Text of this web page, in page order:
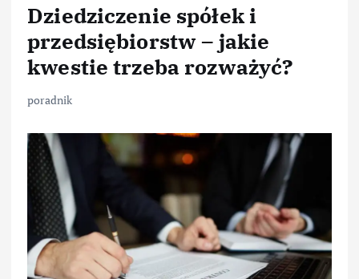
Dziedziczenie spółek i
przedsiębiorstw – jakie
kwestie trzeba rozważyć?
poradnik